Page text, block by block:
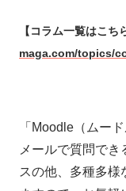
【コラム一覧はこち
maga.com/topics/
「Moodle（ムー
メールで質問で
スの他、多種多様